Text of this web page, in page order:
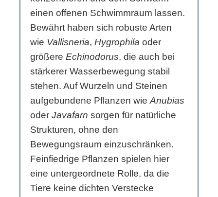
einen offenen Schwimmraum lassen.
Bewährt haben sich robuste Arten
wie Vallisneria, Hygrophila oder
größere Echinodorus, die auch bei
stärkerer Wasserbewegung stabil
stehen. Auf Wurzeln und Steinen
aufgebundene Pflanzen wieAnubias
oder Javafarn sorgen für natürliche
Strukturen, ohne den
Bewegungsraum einzuschränken.
Feinfiedrige Pflanzen spielen hier
eine untergeordnete Rolle, da die
Tiere keine dichten Verstecke